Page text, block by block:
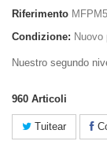
Riferimento
Condizione: Nuovo
Nuestro segundo
960 Articoli
Tuitear